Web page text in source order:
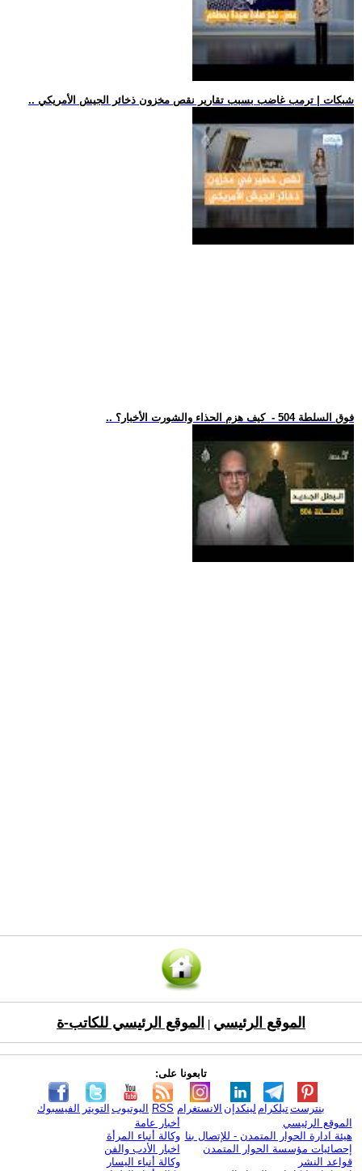
.. شبكات | ترمب غاضب بسبب تقارير نقص مخزون ذخائر الجيش الأمريكي
.. فوق السلطة 504 - كيف هزم الحذاء والشورت الأخبار؟
الموقع الرئيسي الموقع الرئيسي للكاتب-ة
تابعونا على:
الفيسبوك التويتر اليوتيوب RSS الانستغرام لينكدإن تيلكرامبنترست
الموقع الرئيسي
هيئة ادارة الحوار المتمدن - للإتصال بنا
إحصائيات مؤسسة الحوار المتمدن
قواعد النشر
أخبار عامة
وكالة أنباء المرأة
اخبار الأدب والفن
وكالة أنباء اليسار